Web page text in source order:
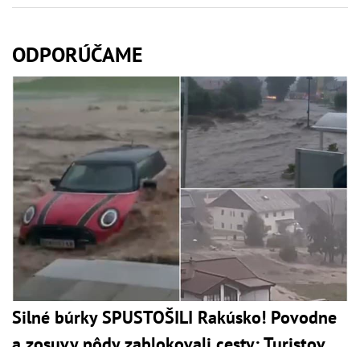
ODPORÚČAME
Silné búrky SPUSTOŠILI Rakúsko! Povodne